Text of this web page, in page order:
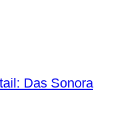
Das Sonora